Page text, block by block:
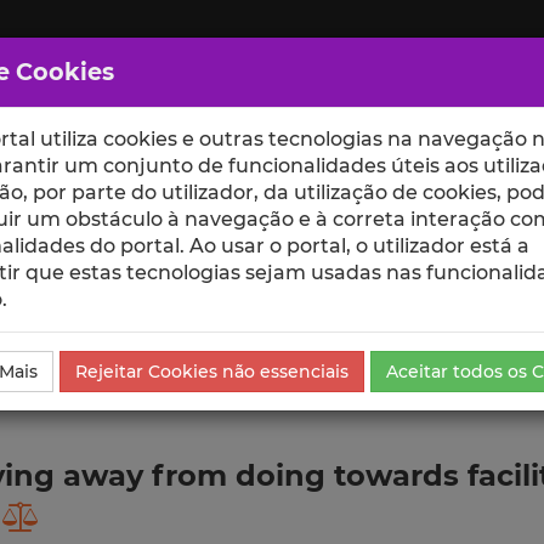
ESCOLAS UNIDADES
away from doing towards
Cookies
utiliza cookies e outras tecnologias na navegação
um conjunto de funcionalidades úteis aos
por parte do utilizador, da utilização de cookies,
um obstáculo à navegação e à correta interação
do portal. Ao usar o portal, o utilizador está a
que estas tecnologias sejam usadas nas
Rejeitar Cookies não essenciais Aceitar todos os